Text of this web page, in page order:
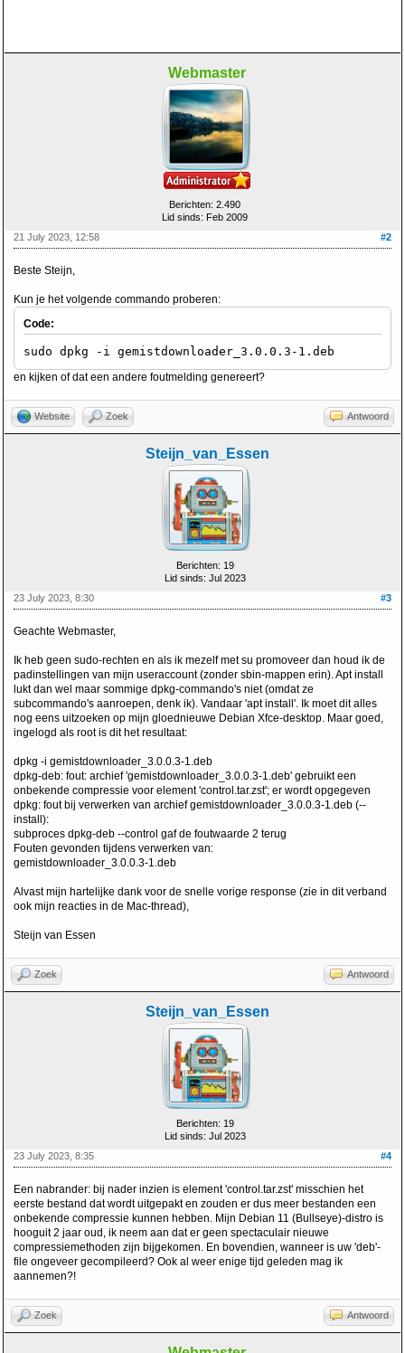
Webmaster
Berichten: 2.490
Lid sinds: Feb 2009
#2
21 July 2023, 12:58
Beste Steijn,
Kun je het volgende commando proberen:
Code:
sudo dpkg -i gemistdownloader_3.0.0.3-1.deb
en kijken of dat een andere foutmelding genereert?
Website Zoek Antwoord
Steijn_van_Essen
Berichten: 19
Lid sinds: Jul 2023
#3
23 July 2023, 8:30
Geachte Webmaster,
Ik heb geen sudo-rechten en als ik mezelf met su promoveer dan houd ik de
padinstellingen van mijn useraccount (zonder sbin-mappen erin). Apt install
lukt dan wel maar sommige dpkg-commando's niet (omdat ze
subcommando's aanroepen, denk ik). Vandaar 'apt install'. Ik moet dit alles
nog eens uitzoeken op mijn gloednieuwe Debian Xfce-desktop. Maar goed,
ingelogd als root is dit het resultaat:
dpkg -i gemistdownloader_3.0.0.3-1.deb
dpkg-deb: fout: archief 'gemistdownloader_3.0.0.3-1.deb' gebruikt een
onbekende compressie voor element 'control.tar.zst'; er wordt opgegeven
dpkg: fout bij verwerken van archief gemistdownloader_3.0.0.3-1.deb (--
install):
subproces dpkg-deb --control gaf de foutwaarde 2 terug
Fouten gevonden tijdens verwerken van:
gemistdownloader_3.0.0.3-1.deb
Alvast mijn hartelijke dank voor de snelle vorige response (zie in dit verband
ook mijn reacties in de Mac-thread),
Steijn van Essen
Zoek Antwoord
Steijn_van_Essen
Berichten: 19
Lid sinds: Jul 2023
#4
23 July 2023, 8:35
Een nabrander: bij nader inzien is element 'control.tar.zst' misschien het
eerste bestand dat wordt uitgepakt en zouden er dus meer bestanden een
onbekende compressie kunnen hebben. Mijn Debian 11 (Bullseye)-distro is
hooguit 2 jaar oud, ik neem aan dat er geen spectaculair nieuwe
compressiemethoden zijn bijgekomen. En bovendien, wanneer is uw 'deb'-
file ongeveer gecompileerd? Ook al weer enige tijd geleden mag ik
aannemen?!
Zoek Antwoord